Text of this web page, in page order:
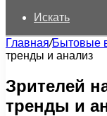
Искать
Главная/Бытовые
тренды и анализ
Зрителей
тренды и